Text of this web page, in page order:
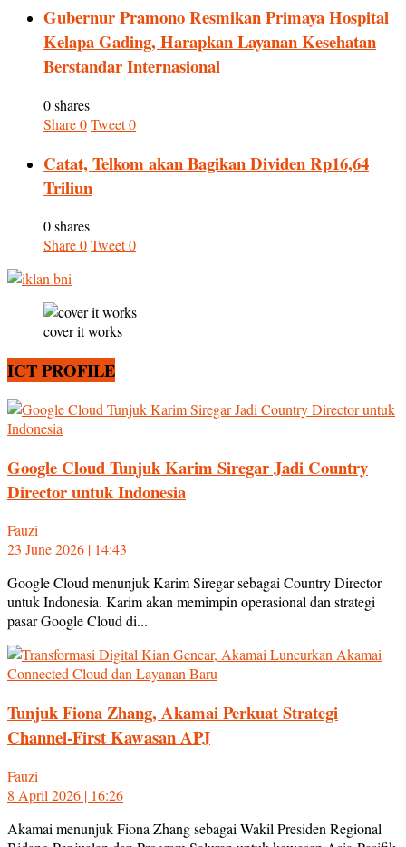
Gubernur Pramono Resmikan Primaya Hospital
Kelapa Gading, Harapkan Layanan Kesehatan
Berstandar Internasional
0 shares
Share0Tweet0
Catat, Telkom akan Bagikan Dividen Rp16,64
Triliun
0 shares
Share0Tweet0
cover it works
ICT PROFILE
Google Cloud Tunjuk Karim Siregar Jadi Country
Director untuk Indonesia
Fauzi
23 June 2026 | 14:43
Google Cloud menunjuk Karim Siregar sebagai Country Director
untuk Indonesia. Karim akan memimpin operasional dan strategi
pasar Google Cloud di...
Tunjuk Fiona Zhang, Akamai Perkuat Strategi
Channel-First Kawasan APJ
Fauzi
8 April 2026 | 16:26
Akamai menunjuk Fiona Zhang sebagai Wakil Presiden Regional